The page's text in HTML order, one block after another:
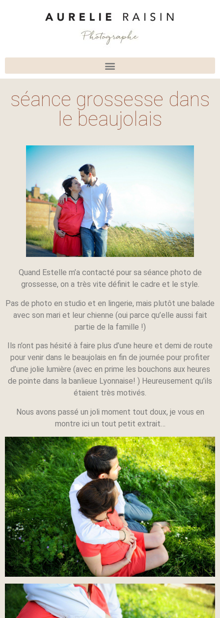
séance grossesse dans
le beaujolais
Quand Estelle m’a contacté pour sa séance photo de
grossesse, on a très vite définit le cadre et le style.
Pas de photo en studio et en lingerie, mais plutôt une balade
avec son mari et leur chienne (oui parce qu’elle aussi fait
partie de la famille !)
Ils n’ont pas hésité à faire plus d’une heure et demi de route
pour venir dans le beaujolais en fin de journée pour profiter
d’une jolie lumière (avec en prime les bouchons aux heures
de pointe dans la banlieue Lyonnaise! ) Heureusement qu’ils
étaient très motivés.
Nous avons passé un joli moment tout doux, je vous en
montre ici un tout petit extrait…